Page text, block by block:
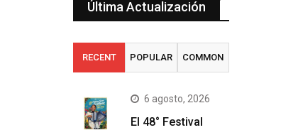
Última Actualización
RECENT POPULAR COMMON
6 agosto, 2026
El 48° Festival